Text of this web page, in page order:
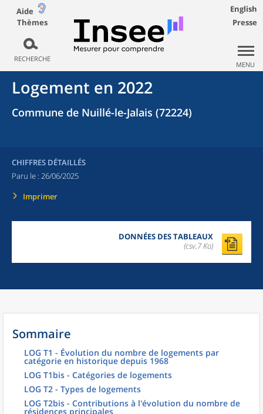
Aide
Thèmes
RECHERCHE
English
Presse
MENU
Logement en 2022
Commune de Nuillé-le-Jalais (72224)
CHIFFRES DÉTAILLÉS
Paru le : 26/06/2025
Imprimer
DONNÉES DES TABLEAUX
(csv,7 Ko)
Sommaire
LOG T1 - Évolution du nombre de logements par
catégorie en historique depuis 1968
LOG T1bis - Catégories de logements
LOG T2 - Types de logements
LOG T2bis - Contributions à l'évolution du nombre de
résidences principales